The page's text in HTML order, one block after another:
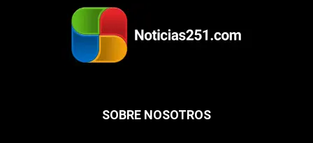
SOBRE NOSOTROS